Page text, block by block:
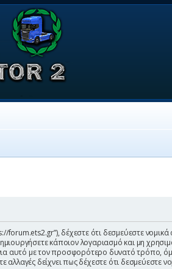
forum.ets2.gr”), δέχεστε ότι δεσμεύεστε
κάποιον λογαριασμό και μη
αυτό με τον προσφορότερο δυνατό τρόπο,
αλλαγές δείχνει πως δέχεστε ότι